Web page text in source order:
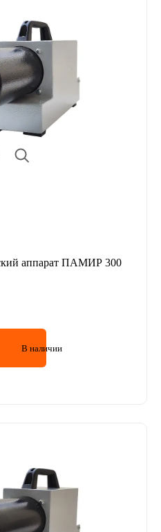
аппарат ПАМИР 300
В наличии